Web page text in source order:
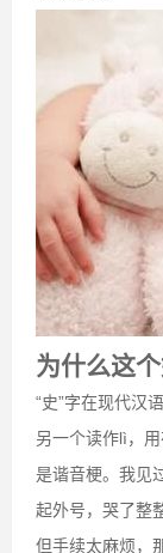
为什么这
“史”字在现代汉
另一个读作lì，用
是谐音梗。我见
起外号，哭了整
但手续太麻烦，